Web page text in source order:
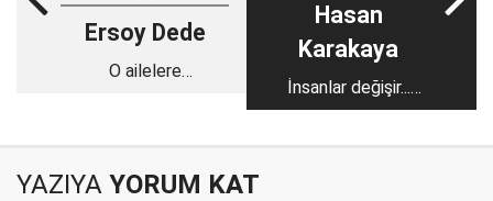
Ersoy Dede
O ailelere
Hasan
Karakaya
İnsanlar değişir...
Hayvanlar,
YAZIYA YORUM KAT